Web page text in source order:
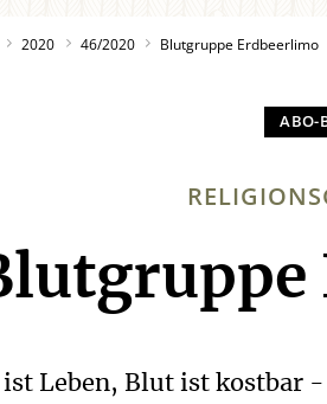
2020 46/2020 Blutgruppe Erdbeerlimo
Leben, Blut ist kostbar